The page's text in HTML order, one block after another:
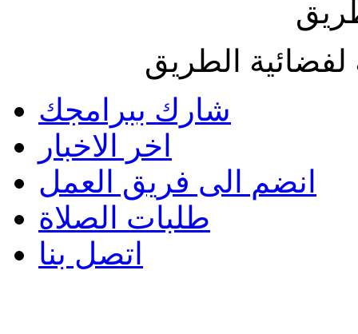
الطريق
شارك ببرامجك
اخر الاخبار
انضم الى فريق العمل
طلبات الصلاة
اتصل بنا